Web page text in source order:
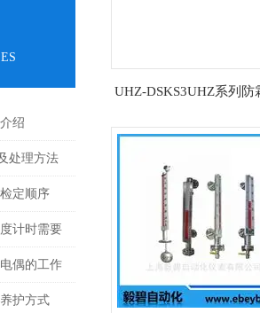
绍
处理方法
定顺序
计时需要
偶的工作
护方式
UHZ-DSKS3UHZ系列防